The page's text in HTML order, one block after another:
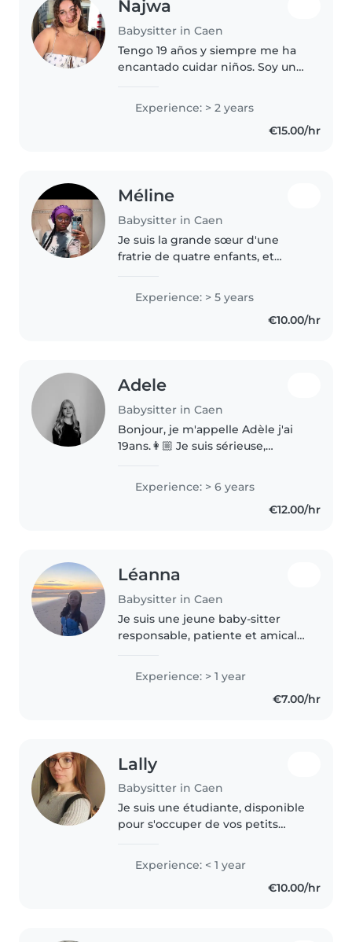
Najwa
Babysitter in Caen
Tengo 19 años y siempre me ha
encantado cuidar niños. Soy una
el teatro, la música y muy curiosa
sobre todas las formas de arte.
Experience: > 2 years
€15.00/hr
Méline
Babysitter in Caen
Je suis la grande sœur d'une
fratrie de quatre enfants, et
parents ne sont pas là, je
m'occupe de mes frères et
Experience: > 5 years
€10.00/hr
Adele
Babysitter in Caen
Bonjour, je m'appelle Adèle j'ai
19ans.👩🏼 Je suis sérieuse,
attentionnée. J'ai l'habitude de
m'occuper d'enfants en réalisant
Experience: > 6 years
€12.00/hr
Léanna
Babysitter in Caen
Je suis une jeune baby-sitter
responsable, patiente et amicale
tâches ménagères et l'aide aux
Experience: > 1 year
€7.00/hr
Lally
Babysitter in Caen
Je suis une étudiante, disponible
pour s'occuper de vos petits
J'ai de l'expérience dans le
périscolaire ainsi que dans le
Experience: < 1 year
€10.00/hr